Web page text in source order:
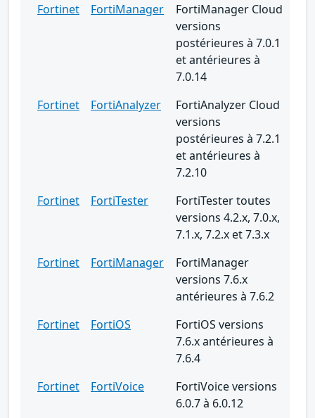
Fortinet
FortiManager
FortiManager Cloud
versions
postérieures à 7.0.1
et antérieures à
7.0.14
Fortinet
FortiAnalyzer
FortiAnalyzer Cloud
versions
postérieures à 7.2.1
et antérieures à
7.2.10
Fortinet
FortiTester
FortiTester toutes
versions 4.2.x, 7.0.x,
7.1.x, 7.2.x et 7.3.x
Fortinet
FortiManager
FortiManager
versions 7.6.x
antérieures à 7.6.2
Fortinet
FortiOS
FortiOS versions
7.6.x antérieures à
7.6.4
Fortinet
FortiVoice
FortiVoice versions
6.0.7 à 6.0.12